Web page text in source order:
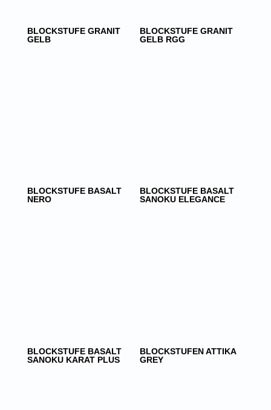
BLOCKSTUFE GRANIT
GELB
BLOCKSTUFE GRANIT
GELB RGG
BLOCKSTUFE BASALT
NERO
BLOCKSTUFE BASALT
SANOKU ELEGANCE
BLOCKSTUFE BASALT
SANOKU KARAT PLUS
BLOCKSTUFEN ATTIKA
GREY